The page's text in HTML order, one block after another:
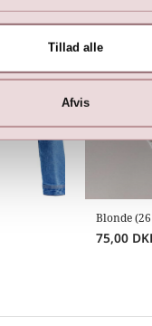
Tillad alle
Afvis
Blonde
75,00